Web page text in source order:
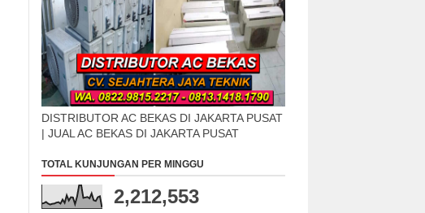
DISTRIBUTOR AC BEKAS DI JAKARTA PUSAT
| JUAL AC BEKAS DI JAKARTA PUSAT
TOTAL KUNJUNGAN PER MINGGU
2,212,553